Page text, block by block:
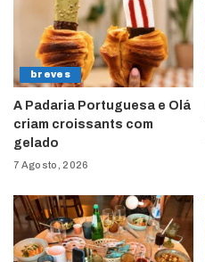
breves
A Padaria Portuguesa e Olá
criam croissants com
gelado
7 Agosto, 2026